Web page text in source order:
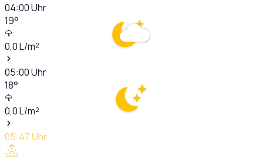
04:00Uhr
19°
0,0L/m²
05:00Uhr
18°
0,0L/m²
05:47Uhr